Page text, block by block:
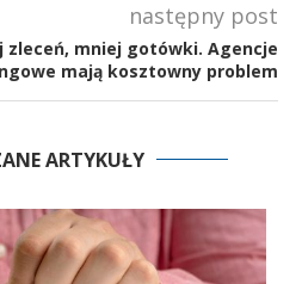
następny post
zleceń, mniej gotówki. Agencje
mają kosztowny problem
ARTYKUŁY